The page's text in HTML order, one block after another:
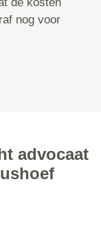
nog voor
advocaat